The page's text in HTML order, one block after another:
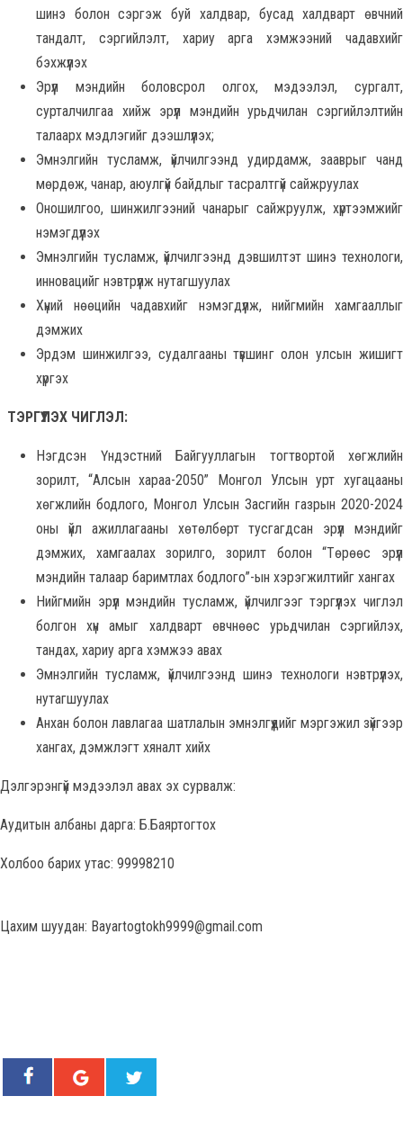
шинэ болон сэргэж буй халдвар, бусад халдварт өвчний
тандалт, сэргийлэлт, хариу арга хэмжээний чадавхийг
бэхжүүлэх
Эрүүл мэндийн боловсрол олгох, мэдээлэл, сургалт,
сурталчилгаа хийж эрүүл мэндийн урьдчилан сэргийлэлтийн
талаарх мэдлэгийг дээшлүүлэх;
Эмнэлгийн тусламж, үйлчилгээнд удирдамж, зааврыг чанд
мөрдөж, чанар, аюулгүй байдлыг тасралтгүй сайжруулах
Оношилгоо, шинжилгээний чанарыг сайжруулж, хүртээмжийг
нэмэгдүүлэх
Эмнэлгийн тусламж, үйлчилгээнд дэвшилтэт шинэ технологи,
инновацийг нэвтрүүлж нутагшуулах
Хүний нөөцийн чадавхийг нэмэгдүүлж, нийгмийн хамгааллыг
дэмжих
Эрдэм шинжилгээ, судалгааны түвшинг олон улсын жишигт
хүргэх
ТЭРГҮҮЛЭХ ЧИГЛЭЛ:
Нэгдсэн Үндэстний Байгууллагын тогтвортой хөгжлийн
зорилт, “Алсын хараа-2050” Монгол Улсын урт хугацааны
хөгжлийн бодлого, Монгол Улсын Засгийн газрын 2020-2024
оны үйл ажиллагааны хөтөлбөрт тусгагдсан эрүүл мэндийг
дэмжих, хамгаалах зорилго, зорилт болон “Төрөөс эрүүл
мэндийн талаар баримтлах бодлого”-ын хэрэгжилтийг хангах
Нийгмийн эрүүл мэндийн тусламж, үйлчилгээг тэргүүлэх чиглэл
болгон хүн амыг халдварт өвчнөөс урьдчилан сэргийлэх,
тандах, хариу арга хэмжээ авах
Эмнэлгийн тусламж, үйлчилгээнд шинэ технологи нэвтрүүлэх,
нутагшуулах
Анхан болон лавлагаа шатлалын эмнэлгүүдийг мэргэжил зүйгээр
хангах, дэмжлэгт хяналт хийх
Дэлгэрэнгүй мэдээлэл авах эх сурвалж:
Аудитын албаны дарга: Б.Баяртогтох
Холбоо барих утас: 99998210
Цахим шуудан: Bayartogtokh9999@gmail.com